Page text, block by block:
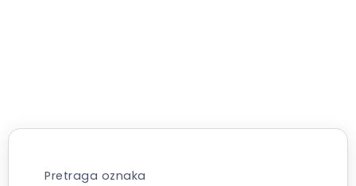
Pretraga oznaka